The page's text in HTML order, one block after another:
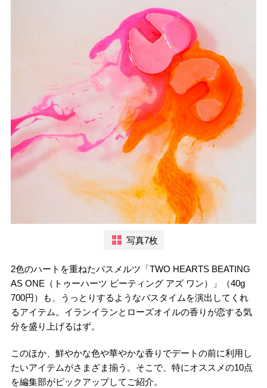
写真7枚
2色のハートを重ねたバスメルツ「TWO HEARTS BEATING
AS ONE（トゥーハーツ ビーティング アズ ワン）」（40g
700円）も、うっとりするようなバスタイムを演出してくれ
るアイテム。イランイランとローズオイルの香りが恋する気
分を盛り上げるはず。
このほか、鮮やかな色や華やかな香りでデートの前に利用し
たいアイテムがさまざま揃う。そこで、特にオススメの10点
を編集部がピックアップしてご紹介。